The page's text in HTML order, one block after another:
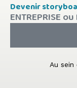
Devenir
ENTREPRISE
Au